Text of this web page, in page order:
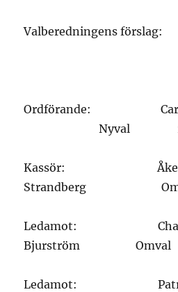
Valberedningens förslag:
Ordförande:
Nyval 2
Kassör: Åke
Strandberg
Ledamot:
Bjurström
Ledamot: